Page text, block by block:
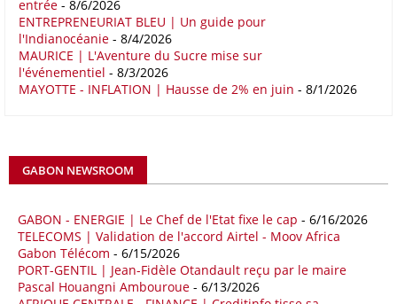
16/05/26 COMMERCE CHINE - AFRIQUE
Le déficit commercial de l’Afrique avec la Chine s’est creusé de 48,27
% au cours des quatre premiers mois de 2026 comparativement à la
même période de 2025 pour s’établir à 36,8 milliards de dollars, en
avril, à 81,82 milliards de dollars. Durant la même période, les
importations chinoises en provenance du continent ont atteint 45,02
quatre premiers mois de 2025.
09/05/26 ITALIE - LIBYE
Les deux pays veulent accélérer leurs projets gaziers communs, afin
de sécuriser davantage les approvisionnements énergétiques en
entrée - 8/6/2026
ENTREPRENEURIAT BLEU | Un guide pour
l'Indianocéanie - 8/4/2026
MAURICE | L'Aventure du Sucre mise sur
l'événementiel - 8/3/2026
MAYOTTE - INFLATION | Hausse de 2% en juin - 8/1/2026
GABON NEWSROOM
GABON - ENERGIE | Le Chef de l'Etat fixe le cap - 6/16/2026
TELECOMS | Validation de l'accord Airtel - Moov Africa
Gabon Télécom - 6/15/2026
PORT-GENTIL | Jean-Fidèle Otandault reçu par le maire
Pascal Houangni Ambouroue - 6/13/2026